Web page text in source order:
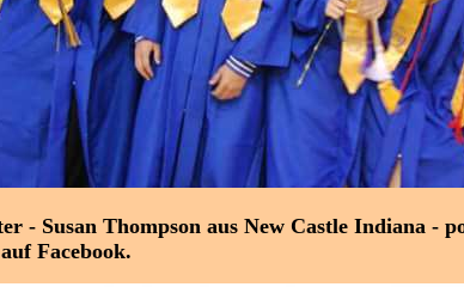
- Susan Thompson aus New Castle Indiana -
Facebook.